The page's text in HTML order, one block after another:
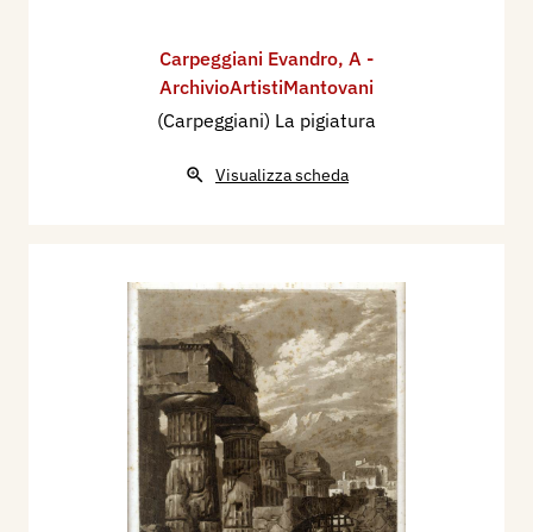
Carpeggiani Evandro, A -
ArchivioArtistiMantovani
(Carpeggiani) La pigiatura
Visualizza scheda